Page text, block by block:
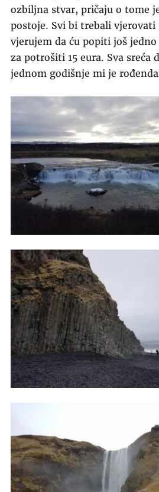
ozbiljna stvar, pričaju o tome
postoje. Svi bi trebali vjerovati
vjerujem da ću popiti još
za potrošiti 15 eura. Sva sreća
jednom godišnje mi je